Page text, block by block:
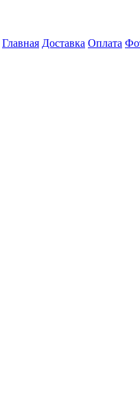
Главная Доставка Оплата